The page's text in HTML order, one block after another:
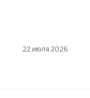
22 июля 2026